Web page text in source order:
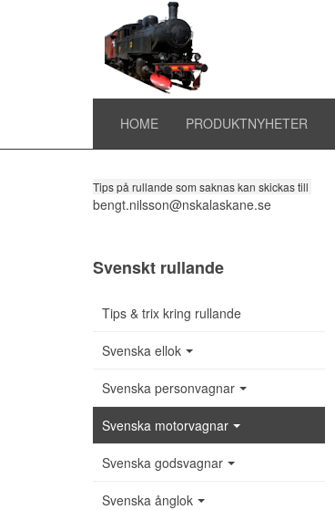
HOME PRODUKTNYHETER
Tipsa om rullande
Tips på rullande som saknas kan skickas till
bengt.nilsson@nskalaskane.se
Svenskt rullande
Tips & trix kring rullande
Svenska ellok
Svenska personvagnar
Svenska motorvagnar
Svenska godsvagnar
Svenska ånglok